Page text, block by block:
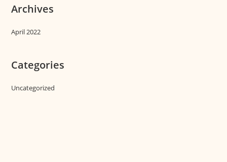
Archives
April 2022
Categories
Uncategorized